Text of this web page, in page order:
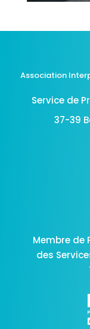
Association
Service de
37-39
Membre de
des